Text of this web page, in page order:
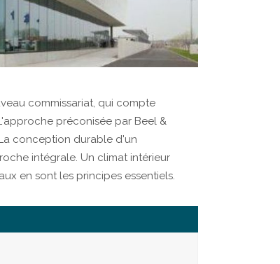
commissariat, qui compte
préconisée par Beel &
conception durable d'un
intégrale. Un climat intérieur
en sont les principes essentiels.